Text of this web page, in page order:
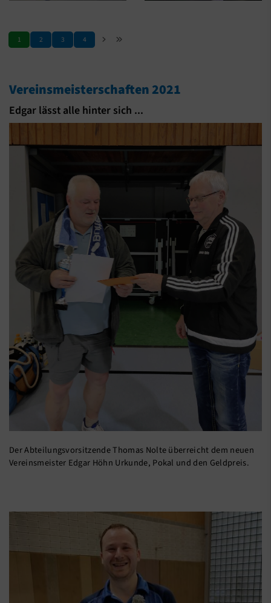
1 2 3 4
Vereinsmeisterschaften 2021
Edgar lässt alle hinter sich ...
Der Abteilungsvorsitzende Thomas Nolte überreicht dem neuen
Vereinsmeister Edgar Höhn Urkunde, Pokal und den Geldpreis.